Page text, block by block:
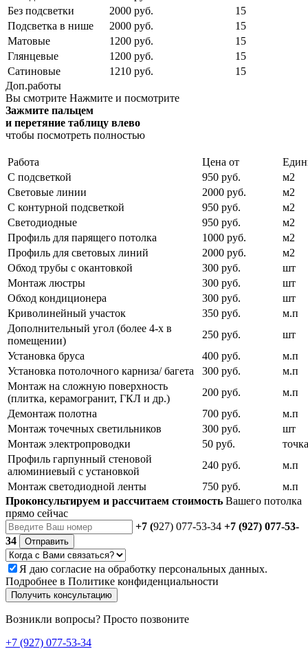
Без подсветки
2000 руб.
15
Подсветка в нише
2000 руб.
15
Матовые
1200 руб.
15
Глянцевые
1200 руб.
15
Сатиновые
1210 руб.
15
Доп.работы
Вы смотрите Нажмите и посмотрите
Зажмите пальцем
и перетяние таблицу влево
чтобы посмотреть полностью
Работа Цена от
С подсветкой
950 руб.
м2
Световые линии
2000 руб.
м2
С контурной подсветкой
950 руб.
м2
Светодиодные
950 руб.
м2
Профиль для парящего потолка
1000 руб.
м2
Профиль для световых линий
2000 руб.
м2
Обход трубы с окантовкой
300 руб.
шт
Монтаж люстры
300 руб.
шт
Обход кондиционера
300 руб.
шт
Криволинейный участок
350 руб.
м.п
Дополнительный угол (более 4-х в
помещении)
250 руб.
шт
Установка бруса
400 руб.
м.п
Установка потолочного карниза/ багета
300 руб.
м.п
Монтаж на сложную поверхность
(плитка, керамогранит, ГКЛ и др.)
200 руб.
м.п
Демонтаж полотна
700 руб.
м.п
Монтаж точечных светильников
300 руб.
шт
Монтаж электропроводки
50 руб.
точка
Профиль гарпунный стеновой
алюминиевый с установкой
240 руб.
м.п
Монтаж светодиодной ленты
750 руб.
м.п
Проконсультируем и рассчитаем стоимость Вашего потолка
прямо сейчас
+7 (927) 077-53-34 +7 (927) 077-53-
34
Отправить
Я даю согласие на обработку персональных данных.
Подробнее в Политике конфиденциальности
Получить консультацию
Возникли вопросы? Просто позвоните
+7 (927) 077-53-34